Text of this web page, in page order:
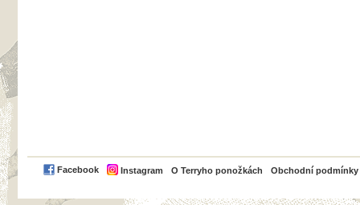
Facebook Instagram O Terryho ponožkách Obchodní podmínky
PayPal